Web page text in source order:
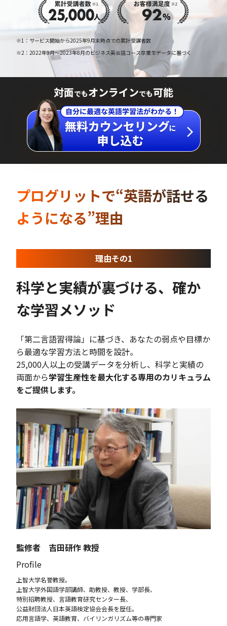
※1：サービス開始から2025年9月末時点での累計受講者数
※2：2022年9月～2023年8月のビジネス英会話コース卒業生データに基づく
対面でもオンラインでも可能
プログリットで“英語が話せる
ようになる”理由
理由その1
科学と実績が裏づける、確か
な学習メソッド
「第二言語習得論」に基づき、あなたの弱点や目標か
ら最適な学習方法と時間を設計。
25,000人以上の受講データを分析し、科学と実績の
両面から学習生産性を最大化する専用のカリキュラム
をご提供します。
監修者 吉田研作 教授
Profile
上智大学名誉教授。
上智大学外国語学部講師、助教授、教授、学部長、
特別招聘教授、言語教育研究センター長、
公益財団法人日本英語検定協会会長を歴任。
応用言語学、英語教育、バイリンガリズム等の専門家